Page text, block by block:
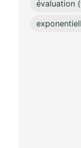
évaluation